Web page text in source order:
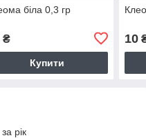
біла 0,3 гр
₴
Купити
10
рік